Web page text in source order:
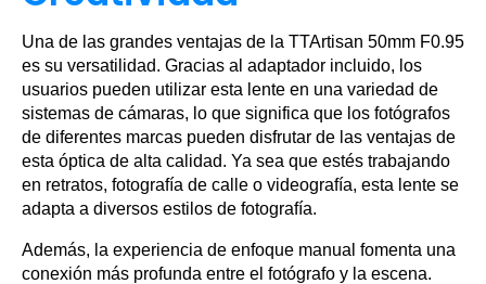
Una de las grandes ventajas de la TTArtisan 50mm F0.95
es su versatilidad. Gracias al adaptador incluido, los
usuarios pueden utilizar esta lente en una variedad de
sistemas de cámaras, lo que significa que los fotógrafos
de diferentes marcas pueden disfrutar de las ventajas de
esta óptica de alta calidad. Ya sea que estés trabajando
en retratos, fotografía de calle o videografía, esta lente se
adapta a diversos estilos de fotografía.
Además, la experiencia de enfoque manual fomenta una
conexión más profunda entre el fotógrafo y la escena.